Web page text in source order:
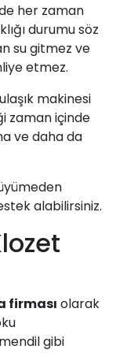
her zaman
durumu söz
su gitmez ve
etmez.
makinesi
zaman içinde
ve daha da
alabilirsiniz.
firması olarak
gibi